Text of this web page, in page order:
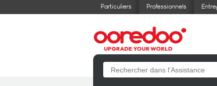
Particuliers Professionnels